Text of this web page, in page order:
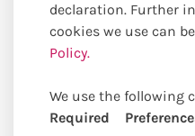
"Tolle, unkomplizierte
Herz aus Rosen mit
24-07-2026 - David J.
declaration. Further
cookies we use can
Policy.
We use the following
Required